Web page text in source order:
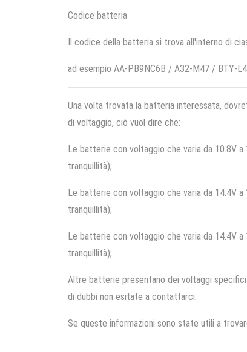
Codice batteria
Il codice della batteria si trova all'interno di
ad esempio AA-PB9NC6B / A32-M47 / BTY-
Una volta trovata la batteria interessata,
di voltaggio, ciò vuol dire che:
Le batterie con voltaggio che varia da 10.8V
tranquillità);
Le batterie con voltaggio che varia da 14.4V
tranquillità);
Le batterie con voltaggio che varia da 14.4V
tranquillità);
Altre batterie presentano dei voltaggi
di dubbi non esitate a contattarci.
Se queste informazioni sono state utili a